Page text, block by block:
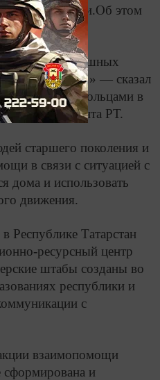
в безопасности.Об этом
неравнодушных
особенно!» — сказал
с добровольцами в
фронта РТ.
старшего поколения и
в связи с ситуацией с
дома и использовать
движения.
Республике Татарстан
ресурсный центр
штабы созданы во
республики и
с
взаимопомощи
и